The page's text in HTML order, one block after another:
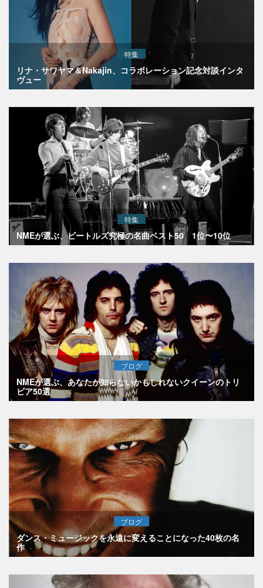
特集
リナ・サワヤマ＆Nakajin、コラボレーション記念対談インタ
ヴュー
特集
NMEが選ぶ、ビートルズ究極の名曲ベスト50 1位〜10位
ブログ
NMEが選ぶ、あなたが知らないかもしれないクイーンのトリ
ビア50選
ブログ
ダンス・ミュージックを永遠に変えることになった40枚の名
作